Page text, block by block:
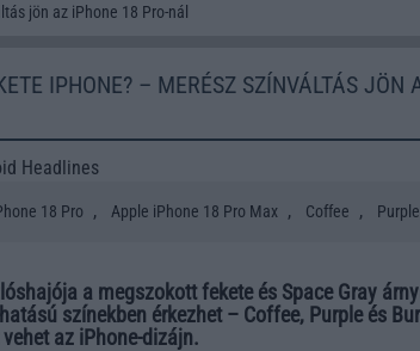
jön az iPhone 18 Pro-nál
IPHONE? – MERÉSZ SZÍNVÁLTÁS JÖN
Headlines
18 Pro , Apple iPhone 18 Pro Max , Coffee , Purple
a megszokott fekete és Space Gray
színekben érkezhet – Coffee, Purple és
az iPhone-dizájn.